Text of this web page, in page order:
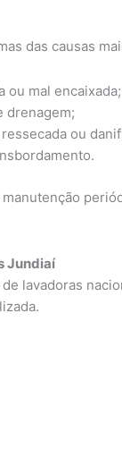
das causas
ou mal encaixada;
drenagem;
ou
Jundiaí
lavadoras